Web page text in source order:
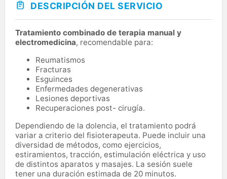
DESCRIPCIÓN DEL SERVICIO
Tratamiento combinado de terapia manual y
electromedicina, recomendable para:
Reumatismos
Fracturas
Esguinces
Enfermedades degenerativas
Lesiones deportivas
Recuperaciones post- cirugía.
Dependiendo de la dolencia, el tratamiento podrá
variar a criterio del fisioterapeuta. Puede incluir una
diversidad de métodos, como ejercicios,
estiramientos, tracción, estimulación eléctrica y uso
de distintos aparatos y masajes. La sesión suele
tener una duración estimada de 20 minutos.